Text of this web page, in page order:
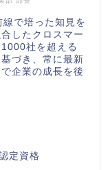
で培った知見を
したクロスマー
社を超える
づき、常に最新
企業の成長を後
定資格